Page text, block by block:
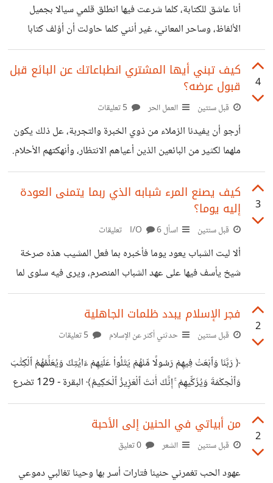
وأبحث في كل أمر مفيد فهذي سبيلي فهيا معي صديقي إلى نيل
حـلم سعيد فهأنــذا والـدي انظــرا إلى ابــنكما بافتخــار شــديد
جهـــودكما أثـمرت كــلها ونلت رضاكم فذا يـوم عيد
أنا عاشق للكتابة، كلما شرعت فيها انطلق قلمي سيالا بجميل
الألفاظ، وساحر المعاني، غير أنني كلما حاولت أن أؤلف كتابا
جامعا، ترددت كثيرا، وتملكني شعور بالخوف أن لا أحد يعيره
اهتمامه. أفلا يراودكم -معاشر الأدباء- ما يراودني؟
4
كيف تبني أيها المشتري انطباعاتك عن البائع قبل
قبول عرضه؟
قبل سنتين العمل الحر
أرجو أن يفيدنا الزملاء من ذوي الخبرة والتجربة، عل ذلك يكون
ملهما لكثير من البائعين الذين أعياهم الانتظار، وأنهكتهم الأحلام.
كيف تختار المستقل المناسب لمشروعك من بين العشرات؟
3
كيف يصنع المرء شبابه الذي ربما يتمنى العودة
إليه يوما؟
قبل سنتين اسأل I/O6 تعليقات
ألا ليت الشباب يعود يوما فأخبره بما فعل المشيب هذه صرخة
شيخ يأسف فيها على عهد الشباب المنصرم، ويرى فيه سلوى لما
هو فيه. يوما ما ستغدو شيخا، أترى أنك تصنع اليوم شبابا
ستتمنى العودة إليه؟
2
فجر الإسلام يبدد ظلمات الجاهلية
قبل سنتين حدثني أكثر عن الإسلام
﴿ رَبَّنَا وَٱبْعَثْ فِيهِمْ رَسُولًا مِّنْهُمْ يَتْلُواْ عَلَيْهِمْ ءَايَٰتِكَ وَيُعَلِّمُهُمُ ٱلْكِتَٰبَ
وَٱلْحِكْمَةَ وَيُزَكِّيهِمْ ۚ إِنَّكَ أَنتَ ٱلْعَزِيزُ ٱلْحَكِيمُ﴾ البقرة - 129 تضرع
نبي الله إبراهيم عليه السلام إلى الله سبحانه وتعالى بهذه
الكلمات التي تجسد فيض رحمته على أبناء مكة الطاهرة، بعد أن
بنى بيت الله الحرام الذي جعله مثابة للناس وأمنا، وتتابعت
2
من أبياتي في الحنين إلى الأحبة
قبل سنتين الشعر
عهود الحب تغمرني حنينا فتارات أسر بها وحينا تغالبي دموعي